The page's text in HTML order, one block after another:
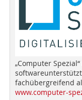
„Computer
fachübergreifend
www.computer-